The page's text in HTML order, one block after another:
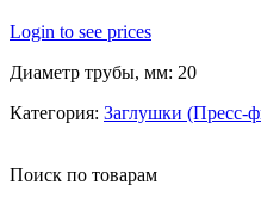
Login to see prices
Диаметр трубы, мм: 20
Категория: Заглушки (Пресс-
Поиск по товарам